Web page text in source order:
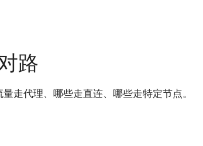
路
走代理、哪些走直连、哪些走特定节点。